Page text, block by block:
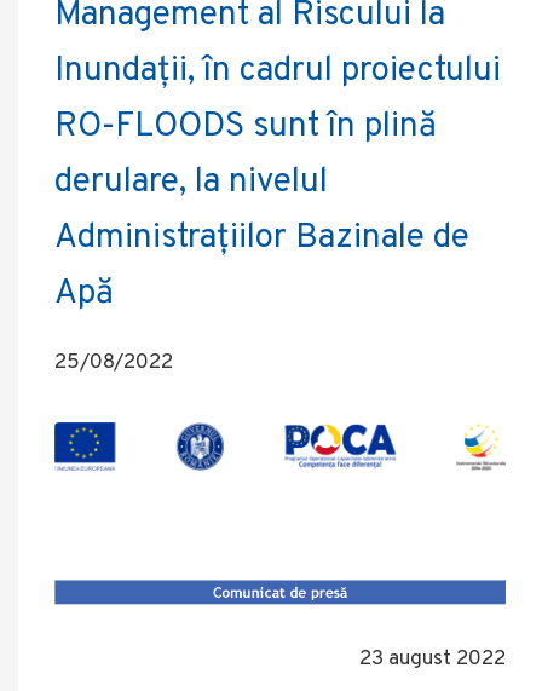
Management al Riscului la
Inundații, în cadrul proiectului
RO-FLOODS sunt în plină
derulare, la nivelul
Administrațiilor Bazinale de
Apă
25/08/2022
23 august 2022